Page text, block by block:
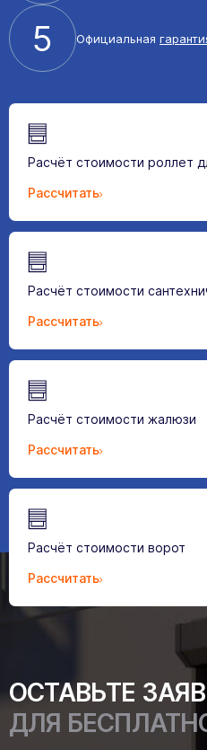
5 Официальная
Расчёт стоимости роллет
Рассчитать
Расчёт стоимости
Рассчитать
Расчёт стоимости жалюзи
Рассчитать
Расчёт стоимости ворот
Рассчитать
ОСТАВЬТЕ
ДЛЯ